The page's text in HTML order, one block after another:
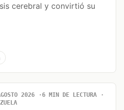
cerebral y convirtió su
2026
6 MIN DE LECTURA